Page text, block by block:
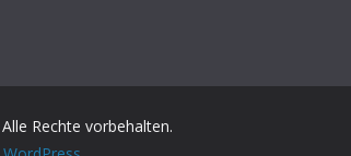
Alle Rechte vorbehalten.